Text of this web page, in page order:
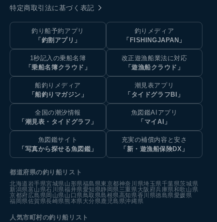
特定商取引法に基づく表記
釣り船予約アプリ
「釣割アプリ」
釣りメディア
「FISHINGJAPAN」
1秒記入の乗船名簿
「乗船名簿クラウド」
改正遊漁船業法に対応
「遊漁船クラウド」
船釣りメディア
「船釣りマガジン」
潮見表アプリ
「タイドグラフBI」
全国の潮汐情報
「潮見表・タイドグラフ」
魚図鑑AIアプリ
「マイAI」
魚図鑑サイト
「写真から探せる魚図鑑」
充実の補償内容と安さ
「新・遊漁船保険DX」
都道府県の釣り船リスト
北海道岩手県宮城県山形県福島県東京都神奈川県埼玉県千葉県茨城県
新潟県富山県石川県福井県愛知県静岡県三重県大阪府兵庫県和歌山県
京都府広島県岡山県山口県鳥取県島根県高知県香川県徳島県愛媛県
福岡県佐賀県長崎県熊本県大分県鹿児島県沖縄県
人気市町村の釣り船リスト